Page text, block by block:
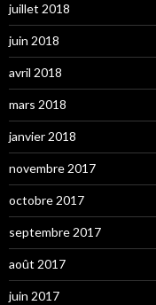
juillet 2018
juin 2018
avril 2018
mars 2018
janvier 2018
novembre 2017
octobre 2017
septembre 2017
août 2017
juin 2017